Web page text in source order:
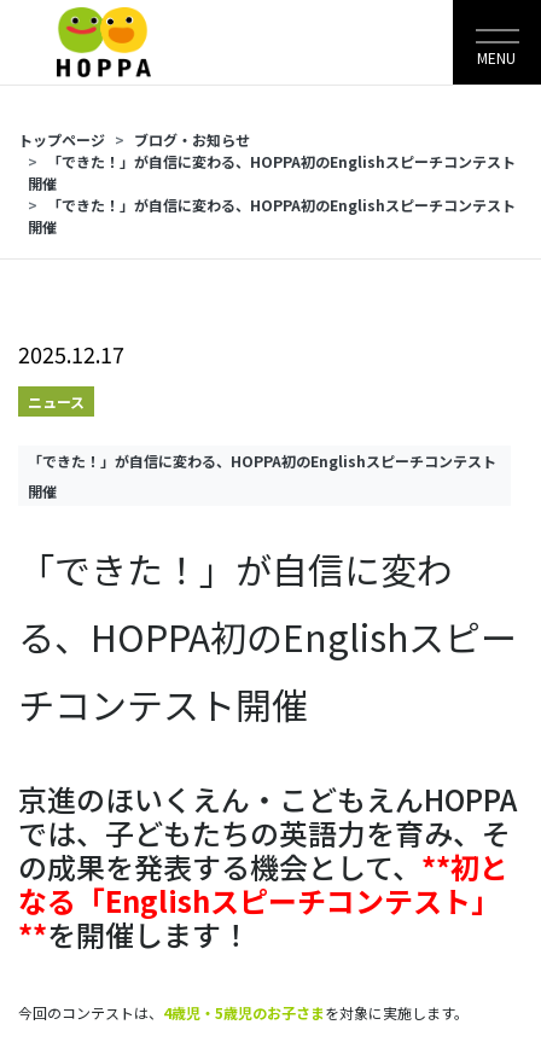
MENU
トップページ
ブログ・お知らせ
「できた！」が自信に変わる、HOPPA初のEnglishスピーチコンテスト
開催
「できた！」が自信に変わる、HOPPA初のEnglishスピーチコンテスト
開催
2025.12.17
ニュース
「できた！」が自信に変わる、HOPPA初のEnglishスピーチコンテスト
開催
「できた！」が自信に変わ
る、HOPPA初のEnglishスピー
チコンテスト開催
京進のほいくえん・こどもえんHOPPA
では、子どもたちの英語力を育み、そ
の成果を発表する機会として、 **初と
なる「Englishスピーチコンテスト」
**を開催します！
今回のコンテストは、 4歳児・5歳児のお子さまを対象に実施します。